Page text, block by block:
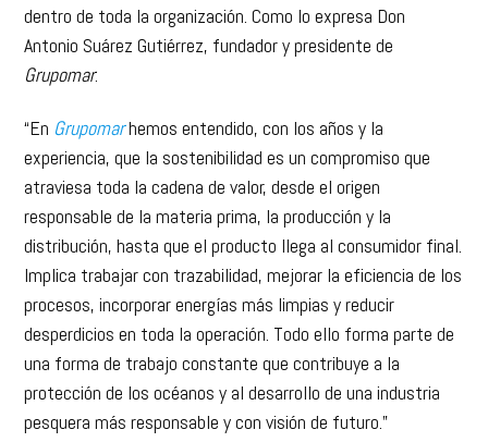
dentro de toda la organización. Como lo expresa Don
Antonio Suárez Gutiérrez, fundador y presidente de
Grupomar:
“En Grupomarhemos entendido, con los años y la
experiencia, que la sostenibilidad es un compromiso que
atraviesa toda la cadena de valor, desde el origen
responsable de la materia prima, la producción y la
distribución, hasta que el producto llega al consumidor final.
Implica trabajar con trazabilidad, mejorar la eficiencia de los
procesos, incorporar energías más limpias y reducir
desperdicios en toda la operación. Todo ello forma parte de
una forma de trabajo constante que contribuye a la
protección de los océanos y al desarrollo de una industria
pesquera más responsable y con visión de futuro.”